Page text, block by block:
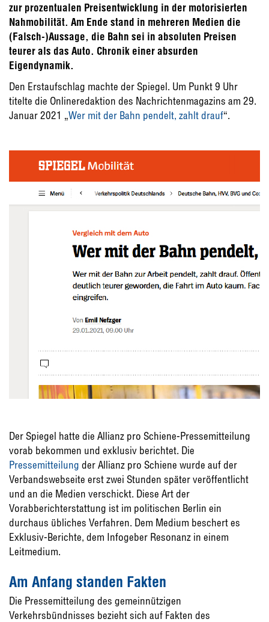
zur prozentualen Preisentwicklung in der motorisierten
Nahmobilität. Am Ende stand in mehreren Medien die
(Falsch-)Aussage, die Bahn sei in absoluten Preisen
teurer als das Auto. Chronik einer absurden
Eigendynamik.
Den Erstaufschlag machte der Spiegel. Um Punkt 9 Uhr
titelte die Onlineredaktion des Nachrichtenmagazins am 29.
Januar 2021 „Wer mit der Bahn pendelt, zahlt drauf“.
Der Spiegel hatte die Allianz pro Schiene-Pressemitteilung
vorab bekommen und exklusiv berichtet. Die
Pressemitteilung der Allianz pro Schiene wurde auf der
Verbandswebseite erst zwei Stunden später veröffentlicht
und an die Medien verschickt. Diese Art der
Vorabberichterstattung ist im politischen Berlin ein
durchaus übliches Verfahren. Dem Medium beschert es
Exklusiv-Berichte, dem Infogeber Resonanz in einem
Leitmedium.
Am Anfang standen Fakten
Die Pressemitteilung des gemeinnützigen
Verkehrsbündnisses bezieht sich auf Fakten des